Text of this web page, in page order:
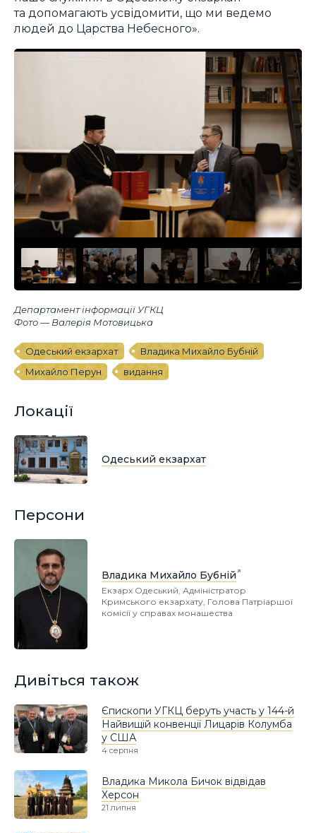
та допомагають усвідомити, що ми ведемо
людей до Царства Небесного».
Департамент інформації УГКЦ
Фото — Валерія Мотовицька
Одеський екзархат
Владика Михайло Бубній
Михайло Перун
видання
Локації
Одеський екзархат
Персони
Владика Михайло Бубній
Екзарх Одеський, Адміністратор
Кримського екзархату, Голова Патріаршої
комісії у справах монашества
Дивіться також
Єпископи УГКЦ беруть участь у 144-й
Найвищій конвенції Лицарів Колумба
у США
4 серпня
Владика Микола Бичок відвідав
Херсон
21 липня